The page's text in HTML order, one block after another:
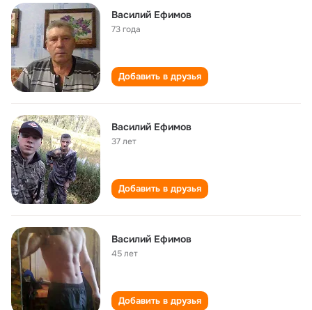
Василий Ефимов
73 года
Добавить в друзья
Василий Ефимов
37 лет
Добавить в друзья
Василий Ефимов
45 лет
Добавить в друзья